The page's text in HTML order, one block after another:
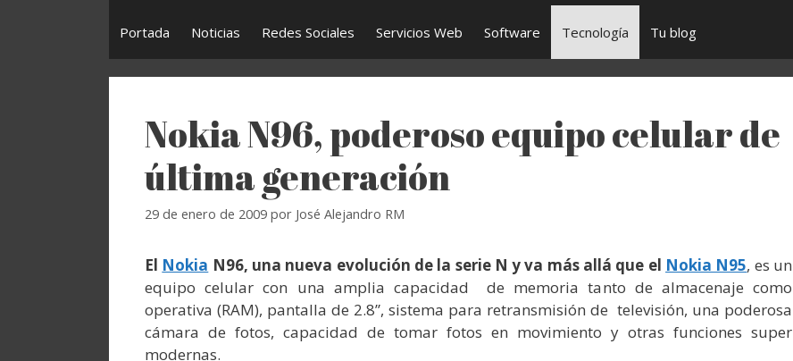
Portada Noticias Redes Sociales Servicios Web Software Tecnología Tu blog
Nokia N96, poderoso equipo celular de
última generación
29 de enero de 2009 por José Alejandro RM
El Nokia N96, una nueva evolución de la serie N y va más allá que el Nokia N95, es un
equipo celular con una amplia capacidad de memoria tanto de almacenaje como
operativa (RAM), pantalla de 2.8”, sistema para retransmisión de televisión, una poderosa
cámara de fotos, capacidad de tomar fotos en movimiento y otras funciones super
modernas.